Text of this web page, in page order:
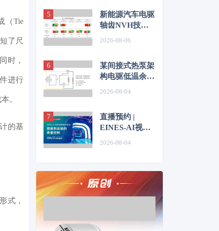
（Tie
了尺
时，
进行
。
的基
式，
新能源汽车电驱
轴齿NVH技术
2026-08-06
某间接式热泵架
构电驱低温余热
2026-08-04
直播预约 |
EINES-AI视觉
2026-08-04